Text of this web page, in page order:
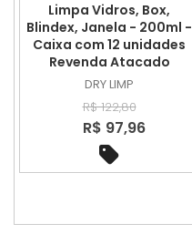
Limpa Vidros, Box,
Blindex, Janela - 200ml -
Caixa com 12 unidades
Revenda Atacado
DRY LIMP
R$ 122,80
R$ 97,96